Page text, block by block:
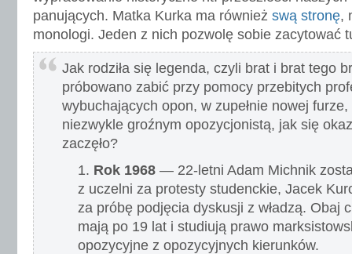
panujących. Matka Kurka ma również swą stronę,
monologi. Jeden z nich pozwolę sobie zacytować
Jak rodziła się legenda, czyli brat i brat tego
próbowano zabić przy pomocy przebitych
wybuchających opon, w zupełnie nowej furze,
niezwykle groźnym opozycjonistą, jak się
zaczęło?
Rok 1968 — 22-letni Adam Michnik
z uczelni za protesty studenckie, Jacek
za próbę podjęcia dyskusji z władzą. Obaj
mają po 19 lat i studiują prawo
opozycyjne z opozycyjnych kierunków.